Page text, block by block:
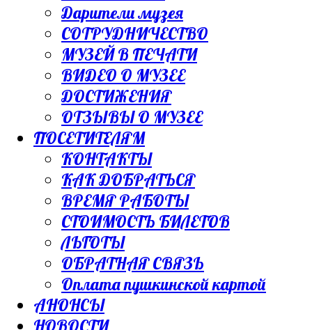
Дарители музея
СОТРУДНИЧЕСТВО
МУЗЕЙ В ПЕЧАТИ
ВИДЕО О МУЗЕЕ
ДОСТИЖЕНИЯ
ОТЗЫВЫ О МУЗЕЕ
ПОСЕТИТЕЛЯМ
КОНТАКТЫ
КАК ДОБРАТЬСЯ
ВРЕМЯ РАБОТЫ
СТОИМОСТЬ БИЛЕТОВ
ЛЬГОТЫ
ОБРАТНАЯ СВЯЗЬ
Оплата пушкинской картой
АНОНСЫ
НОВОСТИ